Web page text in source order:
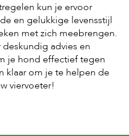
kun je ervoor
en gelukkige levensstijl
met zich meebrengen.
advies en
je hond effectief tegen
klaar om je te helpen de
viervoeter!